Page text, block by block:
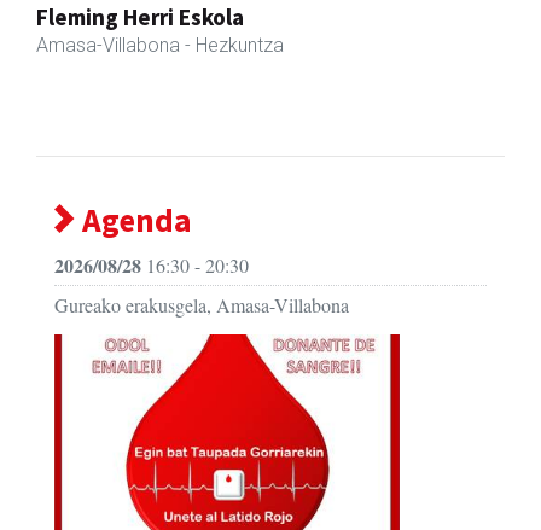
Zubimusu Ikastola
Amasa-Villabona - Hezkuntza
Agenda
2026/08/28 16:30 - 20:30
Gureako erakusgela, Amasa-Villabona